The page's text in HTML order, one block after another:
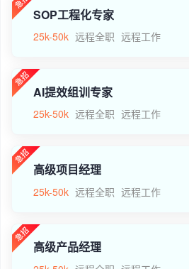
SOP工程化专家
25k-50k 远程全职 远程工作
AI提效组训专家
25k-50k 远程全职 远程工作
高级项目经理
25k-50k 远程全职 远程工作
高级产品经理